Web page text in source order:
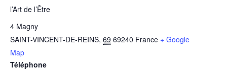
l’Art de l’Être
4 Magny
SAINT-VINCENT-DE-REINS, 69 69240 France + Google
Map
Téléphone